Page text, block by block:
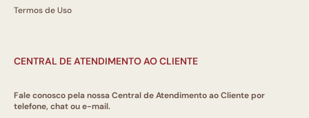
Termos de Uso
CENTRAL DE ATENDIMENTO AO CLIENTE
Fale conosco pela nossa Central de Atendimento ao Cliente por
telefone, chat ou e-mail.